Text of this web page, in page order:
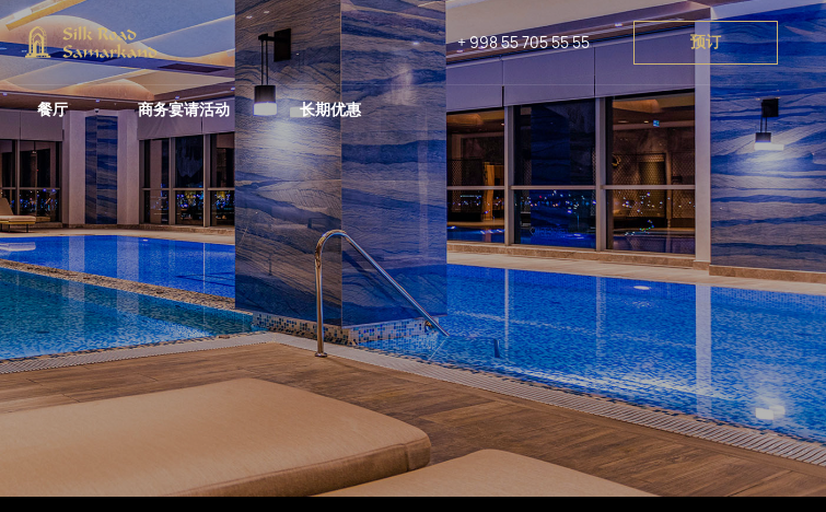
+ 998 55 705 55 55 预订
Savitsky Plaza
Lia! by Minyoun
Stars of Ulugbek
Inn
Sogd
Wellness Park
Hotel Bactria
Wellness Park
Hotel Turon
永恒之城 SPA & Wellness
访问日程 节日与文化娱乐活动
餐厅
早餐餐厅
前厅酒吧
概念咖啡馆和餐厅
游泳池酒吧
果汁吧
商务宴请活动
婚礼和私人庆祝活动
会议大夏
长期优惠
Savitsky Plaza
Lia! by Minyoun
Stars of Ulugbek
Inn
Sogd
Wellness Park
Hotel Bactria
Wellness Park
Hotel Turon
Eco Village
Eco Village Grand
永恒之城 SPA & Wellness
访问日程 节日与文化娱乐活动
早餐餐厅
前厅酒吧
概念咖啡馆和餐厅
游泳池酒吧
夜生活娱乐场所
果汁吧
婚礼和私人庆祝活动
会议大夏